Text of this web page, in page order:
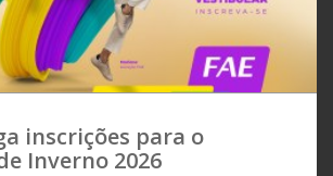
inscrições para o
Inverno 2026